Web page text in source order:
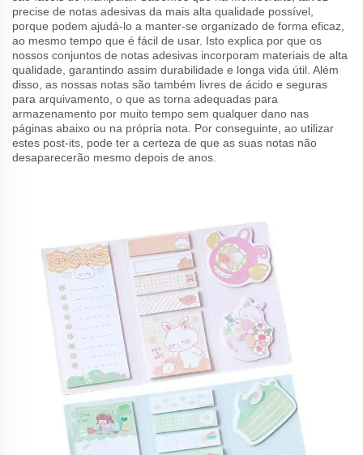
precise de notas adesivas da mais alta qualidade possível,
porque podem ajudá-lo a manter-se organizado de forma eficaz,
ao mesmo tempo que é fácil de usar. Isto explica por que os
nossos conjuntos de notas adesivas incorporam materiais de alta
qualidade, garantindo assim durabilidade e longa vida útil. Além
disso, as nossas notas são também livres de ácido e seguras
para arquivamento, o que as torna adequadas para
armazenamento por muito tempo sem qualquer dano nas
páginas abaixo ou na própria nota. Por conseguinte, ao utilizar
estes post-its, pode ter a certeza de que as suas notas não
desaparecerão mesmo depois de anos.